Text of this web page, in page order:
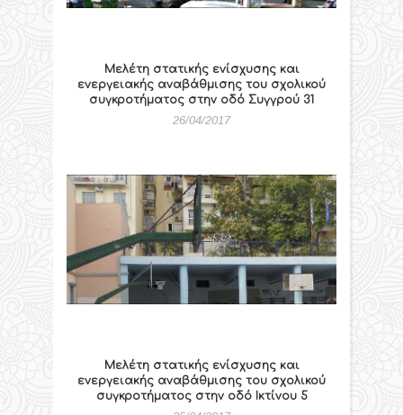
Μελέτη στατικής ενίσχυσης και
ενεργειακής αναβάθμισης του σχολικού
συγκροτήματος στην οδό Συγγρού 31
26/04/2017
Μελέτη στατικής ενίσχυσης και
ενεργειακής αναβάθμισης του σχολικού
συγκροτήματος στην οδό Ικτίνου 5